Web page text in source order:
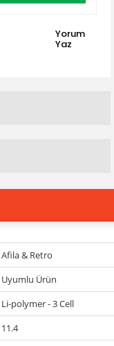
Yorum
Yaz
Afila & Retro
Uyumlu Ürün
Li-polymer - 3 Cell
11.4